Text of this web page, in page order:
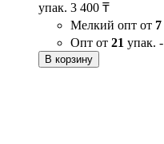
упак. 3 400 ₸
Мелкий опт от 7
Опт от 21 упак. -
В корзину